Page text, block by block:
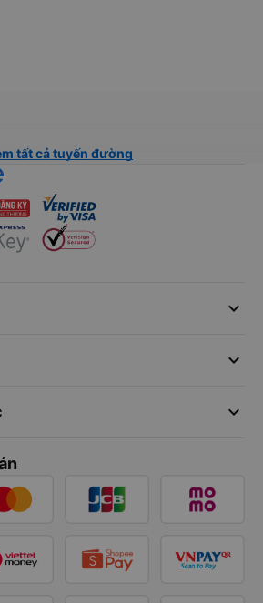
tất cả tuyến đường
keyboard_arrow_down
keyboard_arrow_down
keyboard_arrow_down